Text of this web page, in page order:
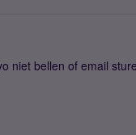
niet bellen of email